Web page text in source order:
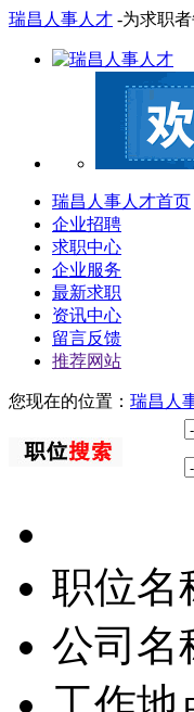
瑞昌人事人才 -为求职
瑞昌人事人才首页
企业招聘
求职中心
企业服务
最新求职
资讯中心
留言反馈
推荐网站
您现在的位置： 瑞昌人
职位名
公司名